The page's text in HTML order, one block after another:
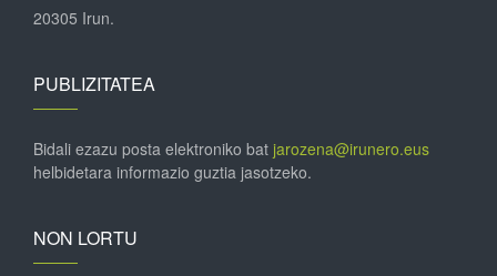
20305 Irun.
PUBLIZITATEA
Bidali ezazu posta elektroniko bat jarozena@irunero.eus
helbidetara informazio guztia jasotzeko.
NON LORTU